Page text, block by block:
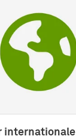
internationale